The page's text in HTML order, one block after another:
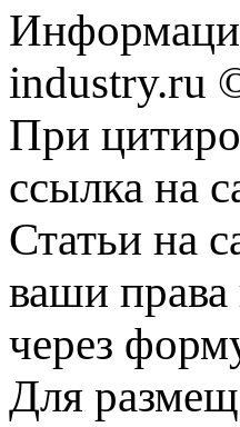
industry.ru
При
ссылка на
Статьи на
ваши
через
Для